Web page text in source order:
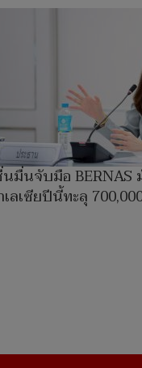
มื่นจับมือ BERNAS มั่
เลเซียปีนี้ทะลุ